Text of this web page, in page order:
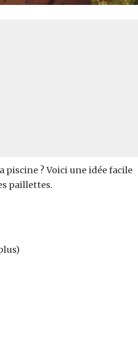
piscine ? Voici une idée facile
paillettes.